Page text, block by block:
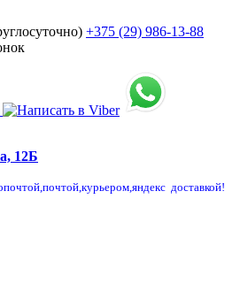
+375 (29) 986-13-88
12Б
почтой,курьером,яндекс доставкой!